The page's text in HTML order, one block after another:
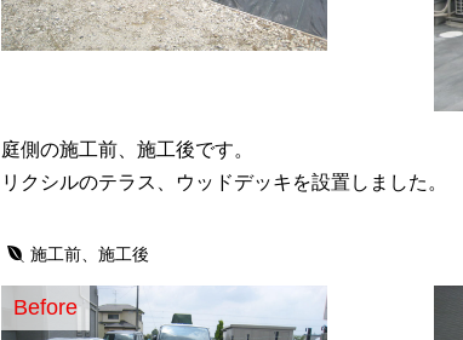
庭側の施工前、施工後です。
リクシルのテラス、ウッドデッキを設置しました。
施工前、施工後
Before